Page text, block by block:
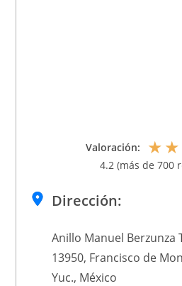
Valoración: ★★
4.2 (más de 700
Dirección:
Anillo Manuel Berzunza
13950, Francisco de
Yuc., México